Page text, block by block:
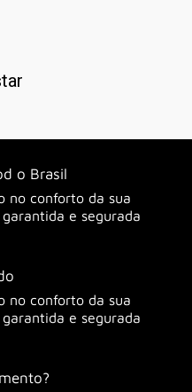
o Brasil
no conforto da sua
e segurada
no conforto da sua
e segurada